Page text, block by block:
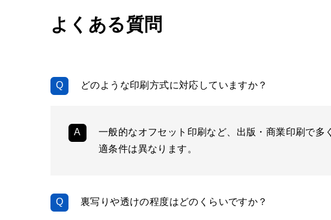
よくある質問
どのような印刷方式に対応していますか？
一般的なオフセット印刷など、出版・商業印刷で
適条件は異なります。
裏写りや透けの程度はどのくらいですか？